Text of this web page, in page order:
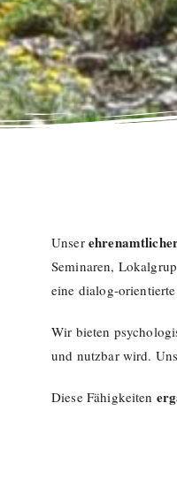
Unser
Seminaren,
eine dialog-
Wir bieten
und nutzbar wird.
Diese Fähigkeiten